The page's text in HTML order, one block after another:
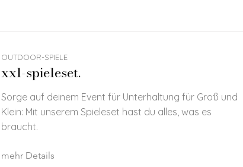
OUTDOOR-SPIELE
xxl-spieleset.
Sorge auf deinem Event für Unterhaltung für Groß und
Klein: Mit unserem Spieleset hast du alles, was es
braucht.
mehr Details